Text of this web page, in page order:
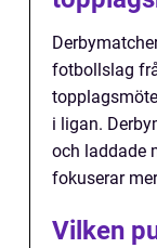
fotbollslag
i ligan.
och laddade
fokuserar
Vilken